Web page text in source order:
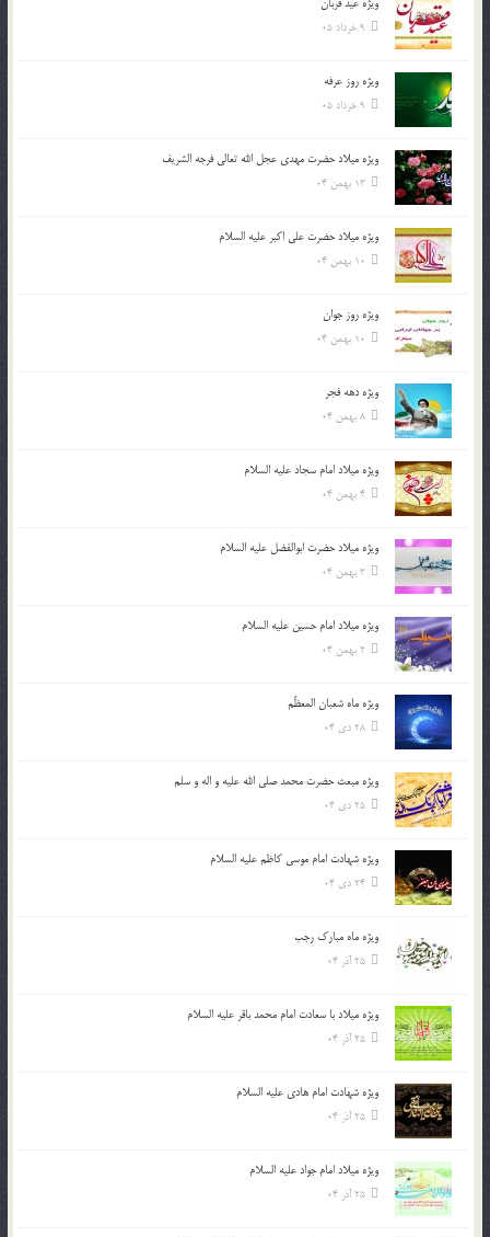
9 خرداد 05
ویژه روز عرفه
9 خرداد 05
ویژه میلاد حضرت مهدی عجل الله تعالی فرجه الشريف
13 بهمن 04
ویژه میلاد حضرت علی اکبر علیه السلام
10 بهمن 04
ویژه روز جوان
10 بهمن 04
ویژه دهه فجر
8 بهمن 04
ویژه میلاد امام سجاد علیه السلام
4 بهمن 04
ویژه میلاد حضرت ابوالفضل علیه السلام
3 بهمن 04
ویژه میلاد امام حسین علیه السلام
2 بهمن 04
ویژه ماه شعبان المعظّم
28 دی 04
ویژه مبعث حضرت محمد صلی الله علیه و اله و سلم
25 دی 04
ویژه شهادت امام موسی کاظم علیه السلام
24 دی 04
ویژه ماه مبارک رجب
25 آذر 04
ویژه میلاد با سعادت امام محمد باقر علیه السلام
25 آذر 04
ویژه شهادت امام هادی علیه السلام
25 آذر 04
ویژه میلاد امام جواد علیه السلام
25 آذر 04